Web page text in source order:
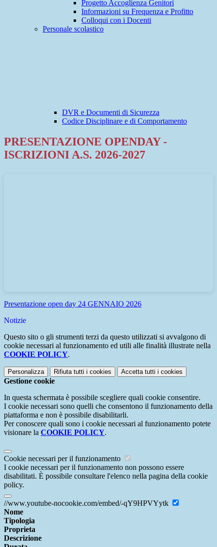
Progetto Accoglienza Genitori
Informazioni su Frequenza e Profitto
Colloqui con i Docenti
Personale scolastico
DVR e Documenti di Sicurezza
Codice Disciplinare e di Comportamento
PRESENTAZIONE OPENDAY -
ISCRIZIONI A.S. 2026-2027
Presentazione open day 24 GENNAIO 2026
Notizie
Questo sito o gli strumenti terzi da questo utilizzati si avvalgono di
cookie necessari al funzionamento ed utili alle finalità illustrate nella
COOKIE POLICY.
Personalizza Rifiuta tutti i cookies Accetta tutti i cookies
Gestione cookie
In questa schermata è possibile scegliere quali cookie consentire.
I cookie necessari sono quelli che consentono il funzionamento della
piattaforma e non è possibile disabilitarli.
Per conoscere quali sono i cookie necessari al funzionamento potete
visionare la COOKIE POLICY.
Cookie necessari per il funzionamento
I cookie necessari per il funzionamento non possono essere
disabilitati. È possibile consultare l'elenco nella pagina della cookie
policy.
//www.youtube-nocookie.com/embed/-qY9HPVYytk
Nome
Tipologia
Proprieta
Descrizione